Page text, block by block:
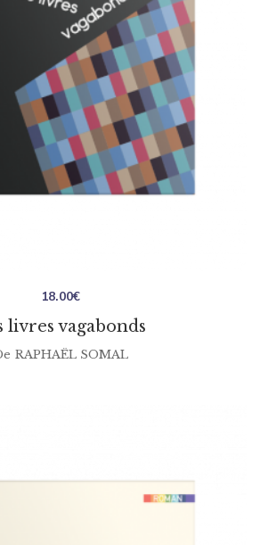
livres vagabonds
18.00€
RAPHAËL SOMAL